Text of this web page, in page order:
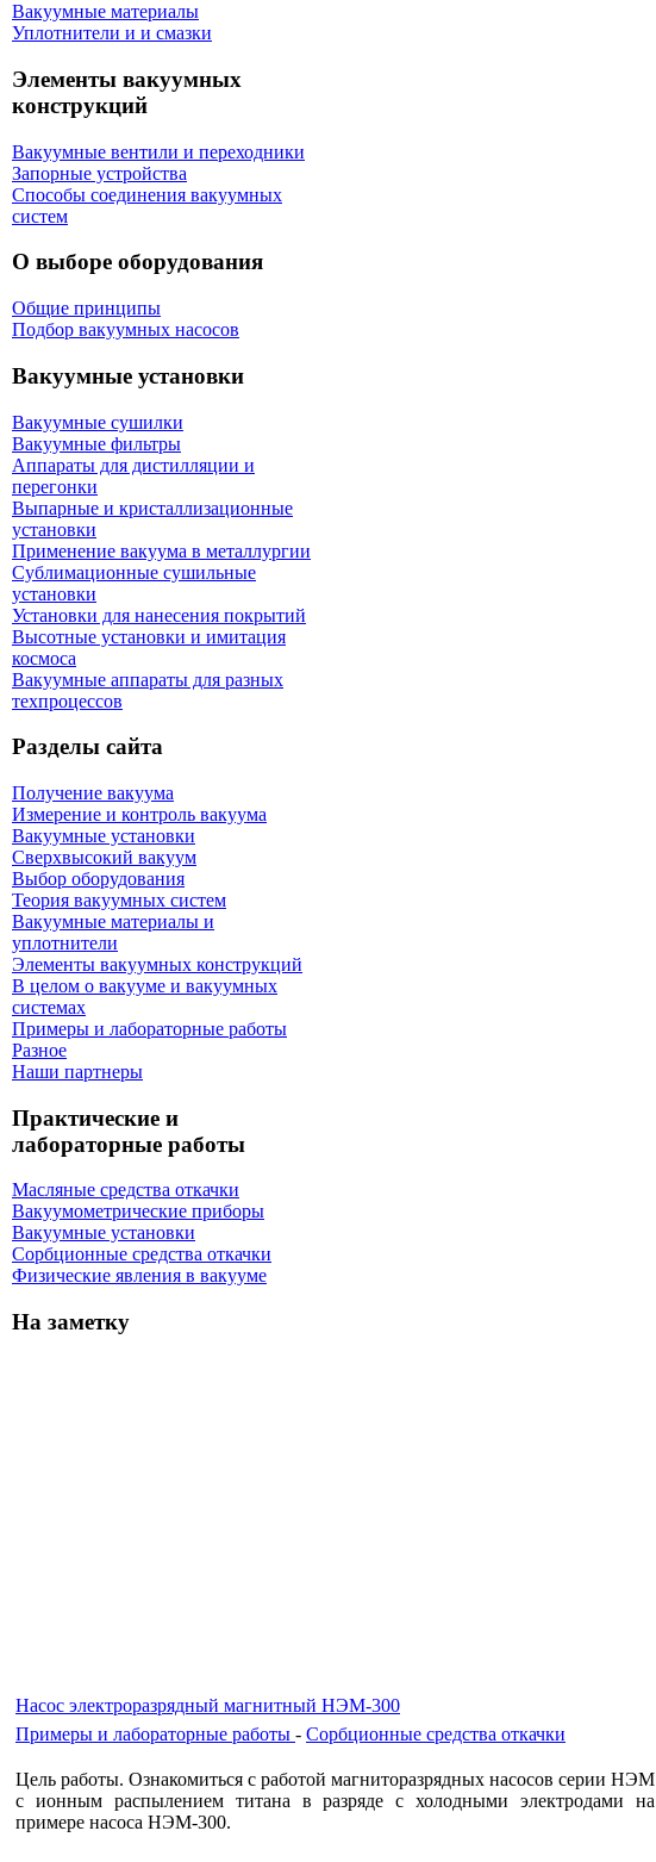
Вакуумные материалы
Уплотнители и и смазки
Элементы вакуумных
конструкций
Вакуумные вентили и переходники
Запорные устройства
Способы соединения вакуумных
систем
О выборе оборудования
Общие принципы
Подбор вакуумных насосов
Вакуумные установки
Вакуумные сушилки
Вакуумные фильтры
Аппараты для дистилляции и
перегонки
Выпарные и кристаллизационные
установки
Применение вакуума в металлургии
Сублимационные сушильные
установки
Установки для нанесения покрытий
Высотные установки и имитация
космоса
Вакуумные аппараты для разных
техпроцессов
Разделы сайта
Получение вакуума
Измерение и контроль вакуума
Вакуумные установки
Сверхвысокий вакуум
Выбор оборудования
Теория вакуумных систем
Вакуумные материалы и
уплотнители
Элементы вакуумных конструкций
В целом о вакууме и вакуумных
системах
Примеры и лабораторные работы
Разное
Наши партнеры
Практические и
лабораторные работы
Масляные средства откачки
Вакуумометрические приборы
Вакуумные установки
Сорбционные средства откачки
Физические явления в вакууме
На заметку
Насос электроразрядный магнитный НЭМ-300
Примеры и лабораторные работы - Сорбционные средства откачки
Цель работы. Ознакомиться с работой магниторазрядных насосов серии НЭМ
с ионным распылением титана в разряде с холодными электродами на
примере насоса НЭМ-300.